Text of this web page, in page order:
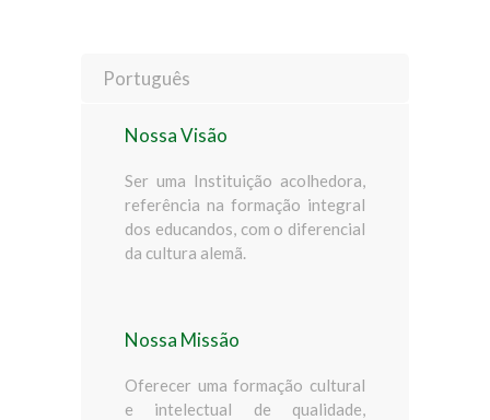
Português
Nossa Visão
Ser uma Instituição acolhedora,
referência na formação integral
dos educandos, com o diferencial
da cultura alemã.
Nossa Missão
Oferecer uma formação cultural
e intelectual de qualidade,